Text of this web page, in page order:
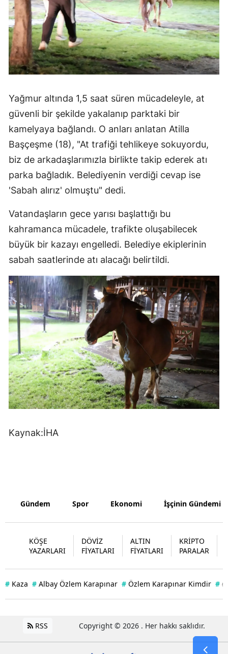
Siirt
Sinop
Sivas
Tekirdağ
Tunceli
Şanlıurfa
Uşak
Zonguldak
Bayburt
Karaman
Kırıkkale
Batman
Şırnak
Bartın
Ardahan
Osmaniye
Yağmur altında 1,5 saat süren mücadeleyle, at
güvenli bir şekilde yakalanıp parktaki bir
kamelyaya bağlandı. O anları anlatan Atilla
Başçeşme (18), "At trafiği tehlikeye sokuyordu,
biz de arkadaşlarımızla birlikte takip ederek atı
parka bağladık. Belediyenin verdiği cevap ise
'Sabah alırız' olmuştu" dedi.
Vatandaşların gece yarısı başlattığı bu
kahramanca mücadele, trafikte oluşabilecek
büyük bir kazayı engelledi. Belediye ekiplerinin
sabah saatlerinde atı alacağı belirtildi.
Kaynak:İHA
Gündem Spor Ekonomi İşçinin Gündemi
KÖŞE
YAZARLARI
DÖVİZ
FİYATLARI
ALTIN
FİYATLARI
KRİPTO
PARALAR
# Kaza # Albay Özlem Karapınar # Özlem Karapınar Kimdir #
RSS Copyright © 2026 . Her hakkı saklıdır.